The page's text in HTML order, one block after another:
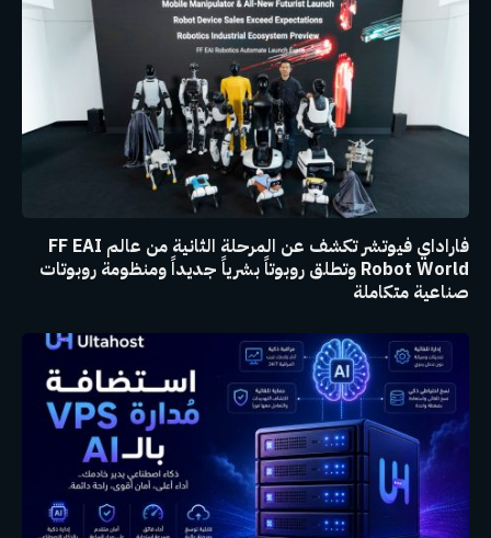
فاراداي فيوتشر تكشف عن المرحلة الثانية من عالم FF EAI
Robot World وتطلق روبوتاً بشرياً جديداً ومنظومة روبوتات
صناعية متكاملة